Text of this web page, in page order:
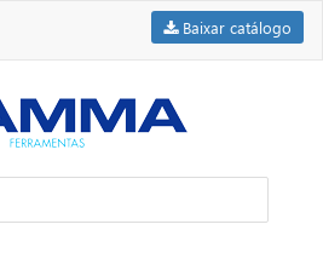
Baixar catálogo